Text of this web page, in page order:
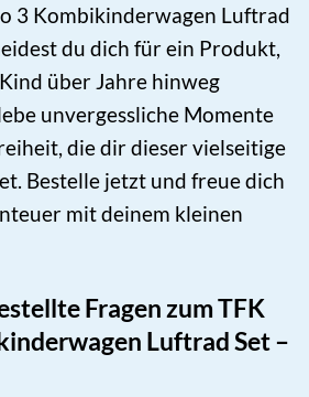
3 Kombikinderwagen Luftrad
du dich für ein Produkt,
über Jahre hinweg
unvergessliche Momente
die dir dieser vielseitige
Bestelle jetzt und freue dich
mit deinem kleinen
Fragen zum TFK
Luftrad Set –